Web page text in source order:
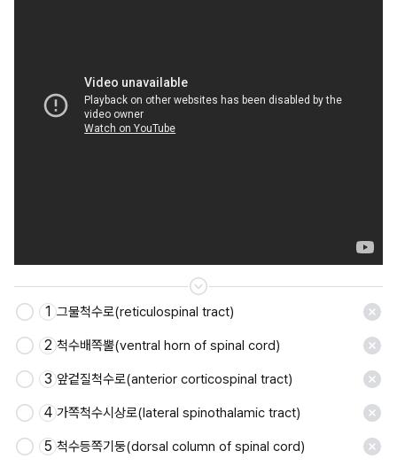
저장
1 그물척수로(reticulospinal tract)
2 척수배쪽뿔(ventral horn of spinal cord)
3 앞겉질척수로(anterior corticospinal tract)
4 가쪽척수시상로(lateral spinothalamic tract)
5 척수등쪽기둥(dorsal column of spinal cord)